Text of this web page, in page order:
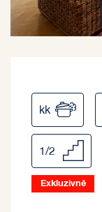
kk
1/2
Exkluzivně